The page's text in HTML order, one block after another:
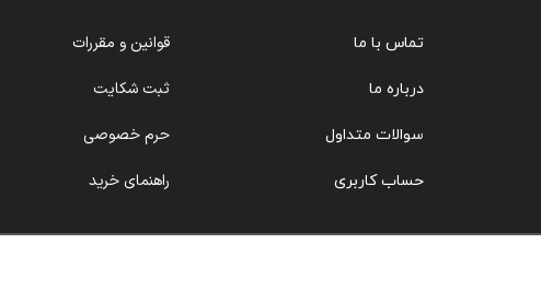
تماس با ما
درباره ما
سوالات متداول
حساب کاربری
قوانین و مقررات
ثبت شکایت
حرم خصوصی
راهنمای خرید